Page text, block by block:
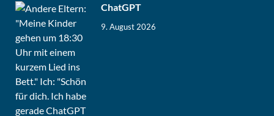
ChatGPT
9. August 2026